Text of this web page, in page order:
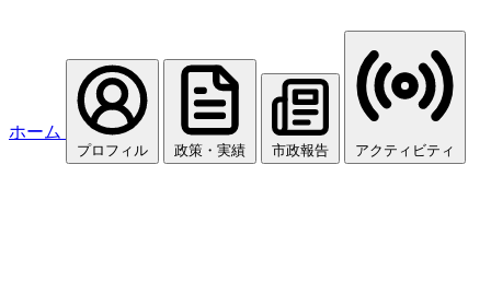
ホーム
プロフィル 政策・実績 市政報告 アクティビティ